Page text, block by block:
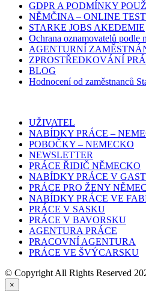
GDPR A PODMÍNKY
NĚMČINA – ONLINE TEST
STARKE JOBS AKEDEMIE
Ochrana oznamovatelů podle
AGENTURNÍ
ZPROSTŘEDKOVÁNÍ
BLOG
Hodnocení od zaměstnanců
UŽIVATEL
NABÍDKY PRÁCE –
POBOČKY – NEMECKO
NEWSLETTER
PRÁCE ŘIDIČ NĚMECKO
NABÍDKY PRÁCE V
PRÁCE PRO ŽENY
NABÍDKY PRÁCE VE
PRÁCE V SASKU
PRÁCE V BAVORSKU
AGENTURA PRÁCE
PRACOVNÍ AGENTURA
PRÁCE VE ŠVÝCARSKU
© Copyright All Rights Reserved
×